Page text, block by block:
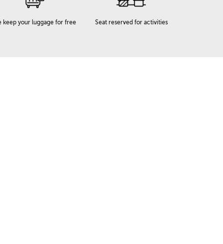
keep your luggage for free Seat reserved for activities